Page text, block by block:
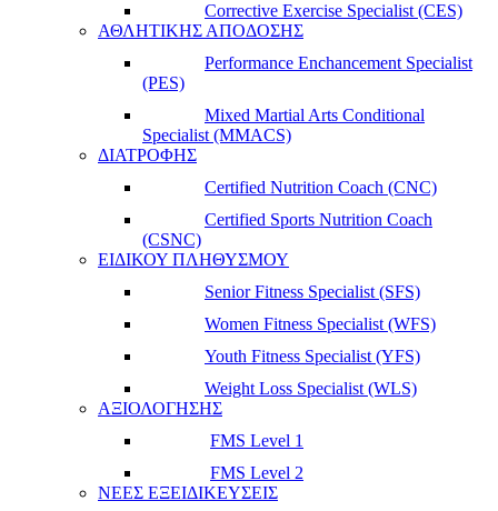
Corrective Exercise Specialist (CES)
ΑΘΛΗΤΙΚΗΣ ΑΠΟΔΟΣΗΣ
Performance Enchancement Specialist
(PES)
Mixed Martial Arts Conditional
Specialist (MMACS)
ΔΙΑΤΡΟΦΗΣ
Certified Nutrition Coach (CNC)
Certified Sports Nutrition Coach
(CSNC)
ΕΙΔΙΚΟΥ ΠΛΗΘΥΣΜΟΥ
Senior Fitness Specialist (SFS)
Women Fitness Specialist (WFS)
Youth Fitness Specialist (YFS)
Weight Loss Specialist (WLS)
ΑΞΙΟΛΟΓΗΣΗΣ
FMS Level 1
FMS Level 2
ΝΕΕΣ ΕΞΕΙΔΙΚΕΥΣΕΙΣ